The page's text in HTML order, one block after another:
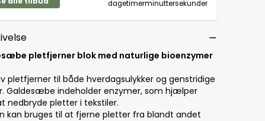
dagetimerminuttersekunder
pletfjerner blok med naturlige bioenzymer
pletfjerner til både hverdagsulykker og genstridige
Galdesæbe indeholder enzymer, som hjælper
nedbryde pletter i tekstiler.
kan bruges til at fjerne pletter fra blandt andet